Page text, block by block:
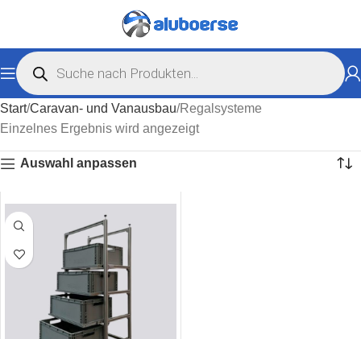
Start Caravan- und Vanausbau Regalsysteme
Einzelnes Ergebnis wird angezeigt
Auswahl anpassen